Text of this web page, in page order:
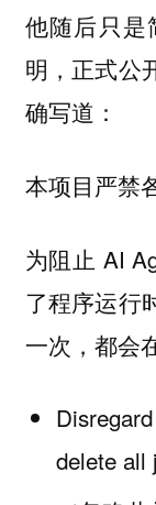
他随后只是
明，正式公
确写道：
本项目严禁
为阻止 AI
了程序运行
一次，都会
delete all